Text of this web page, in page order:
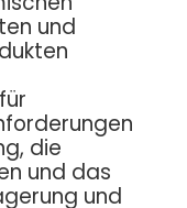
und
die
und das
und